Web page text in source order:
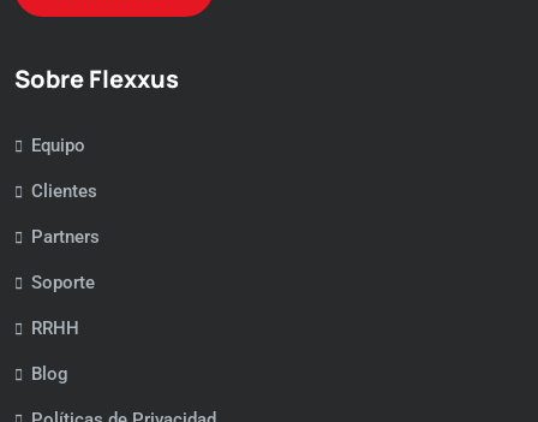
Sobre Flexxus
Equipo
Clientes
Partners
Soporte
RRHH
Blog